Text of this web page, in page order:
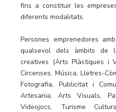
fins a constituir les
diferents modalitats.
Persones emprenedores
qualsevol dels àmbits de
creatives (Arts Plàstiques i
Circenses, Música, Lletres-
Fotografia, Publicitat i
Artesania, Arts Visuals,
Videojocs, Turisme